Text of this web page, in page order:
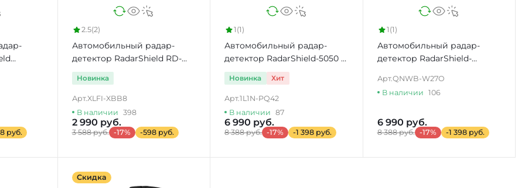
руб.
2.5(2)
Автомобильный радар-
детектор RadarShield RD-
200 GPS
Новинка
Арт.XLFI-XBB8
В наличии 398
2 990 руб.
3 588 руб. -17% -598 руб.
1 (1)
Автомобильный радар-
детектор RadarShield-5050 с
GPS
Новинка Хит
Арт.1L1N-PQ42
В наличии 87
6 990 руб.
8 388 руб. -17% -1 398 руб.
1 (1)
Автомобильный радар-
детектор RadarShield-
Арт.QNWB-W27O
В наличии 106
6 990 руб.
8 388 руб. -17% -1 398 руб.
Скидка